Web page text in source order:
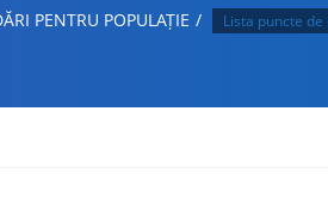
PENTRU POPULAȚIE Lista puncte